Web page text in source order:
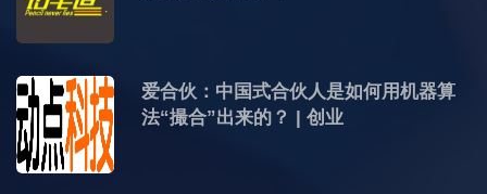
爱合伙：中国式合伙人是如何用机器算
法“撮合”出来的？ | 创业